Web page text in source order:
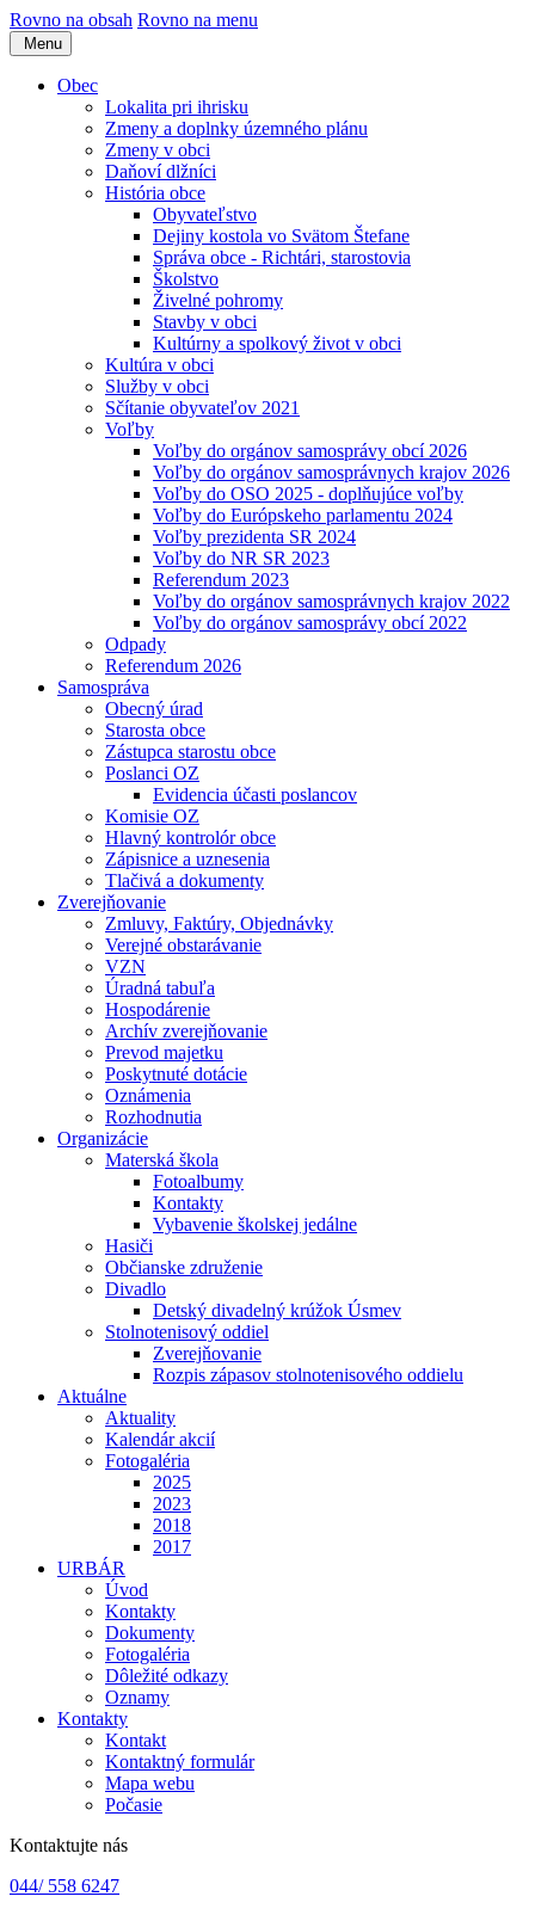
Rovno na obsah Rovno na menu
Menu
Obec
Lokalita pri ihrisku
Zmeny a doplnky územného plánu
Zmeny v obci
Daňoví dlžníci
História obce
Obyvateľstvo
Dejiny kostola vo Svätom Štefane
Správa obce - Richtári, starostovia
Školstvo
Živelné pohromy
Stavby v obci
Kultúrny a spolkový život v obci
Kultúra v obci
Služby v obci
Sčítanie obyvateľov 2021
Voľby
Voľby do orgánov samosprávy obcí 2026
Voľby do orgánov samosprávnych krajov 2026
Voľby do OSO 2025 - doplňujúce voľby
Voľby do Európskeho parlamentu 2024
Voľby prezidenta SR 2024
Voľby do NR SR 2023
Referendum 2023
Voľby do orgánov samosprávnych krajov 2022
Voľby do orgánov samosprávy obcí 2022
Odpady
Referendum 2026
Samospráva
Obecný úrad
Starosta obce
Zástupca starostu obce
Poslanci OZ
Evidencia účasti poslancov
Komisie OZ
Hlavný kontrolór obce
Zápisnice a uznesenia
Tlačivá a dokumenty
Zverejňovanie
Zmluvy, Faktúry, Objednávky
Verejné obstarávanie
VZN
Úradná tabuľa
Hospodárenie
Archív zverejňovanie
Prevod majetku
Poskytnuté dotácie
Oznámenia
Rozhodnutia
Organizácie
Materská škola
Fotoalbumy
Kontakty
Vybavenie školskej jedálne
Hasiči
Občianske združenie
Divadlo
Detský divadelný krúžok Úsmev
Stolnotenisový oddiel
Zverejňovanie
Rozpis zápasov stolnotenisového oddielu
Aktuálne
Aktuality
Kalendár akcií
Fotogaléria
2025
2023
2018
2017
URBÁR
Úvod
Kontakty
Dokumenty
Fotogaléria
Dôležité odkazy
Oznamy
Kontakty
Kontakt
Kontaktný formulár
Mapa webu
Počasie
Kontaktujte nás
044/ 558 6247